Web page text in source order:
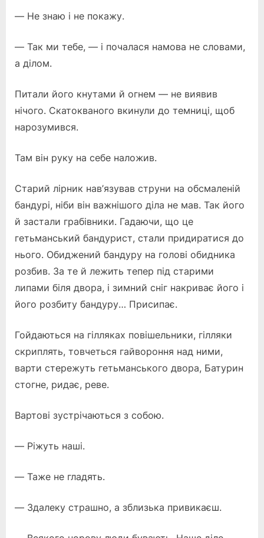
— Не знаю і не покажу.
— Так ми тебе, — і почалася намова не словами,
а ділом.
Питали його кнутами й огнем — не виявив
нічого. Скатокваного вкинули до темниці, щоб
нарозумився.
Там він руку на себе наложив.
Старий лірник нав’язував струни на обсмаленій
бандурі, ніби він важнішого діла не мав. Так його
й застали грабівники. Гадаючи, що це
гетьманський бандурист, стали придиратися до
нього. Обиджений бандуру на голові обидника
розбив. За те й лежить тепер під старими
липами біля двора, і зимний сніг накриває його і
його розбиту бандуру… Присипає.
Гойдаються на гілляках повішельники, гілляки
скриплять, товчеться гайвороння над ними,
варти стережуть гетьманського двора, Батурин
стогне, ридає, реве.
Вартові зустрічаються з собою.
— Ріжуть наші.
— Таже не гладять.
— Здалеку страшно, а зблизька привикаєш.